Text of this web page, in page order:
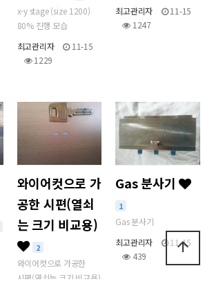
x-y stage (size 1200)
80% 진행 모습
최고관리자
11-15
1229
최고관리자
11-15
1247
와이어컷으로 가
공한 시편(열쇠
는 크기 비교용)
2
와이어컷으로 가공한
시편(열쇠는 크기 비교용)
Gas 분사기
1
Gas 분사기
최고관리자
11-15
439
arrow_upward